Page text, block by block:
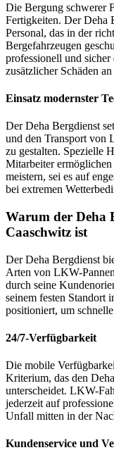
Die Bergung schwerer
Fertigkeiten. Der Deha
Personal, das in der
Bergefahrzeugen
professionell und
zusätzlicher Schäden
Einsatz modernster
Der Deha Bergdienst
und den Transport von
zu gestalten. Spezielle
Mitarbeiter
meistern, sei es auf
bei extremen
Warum der Deha
Caaschwitz ist
Der Deha Bergdienst
Arten von LKW-
durch seine
seinem festen Standort
positioniert, um
24/7-Verfügbarkeit
Die mobile
Kriterium, das den
unterscheidet. LKW-
jederzeit auf
Unfall mitten in der
Kundenservice und